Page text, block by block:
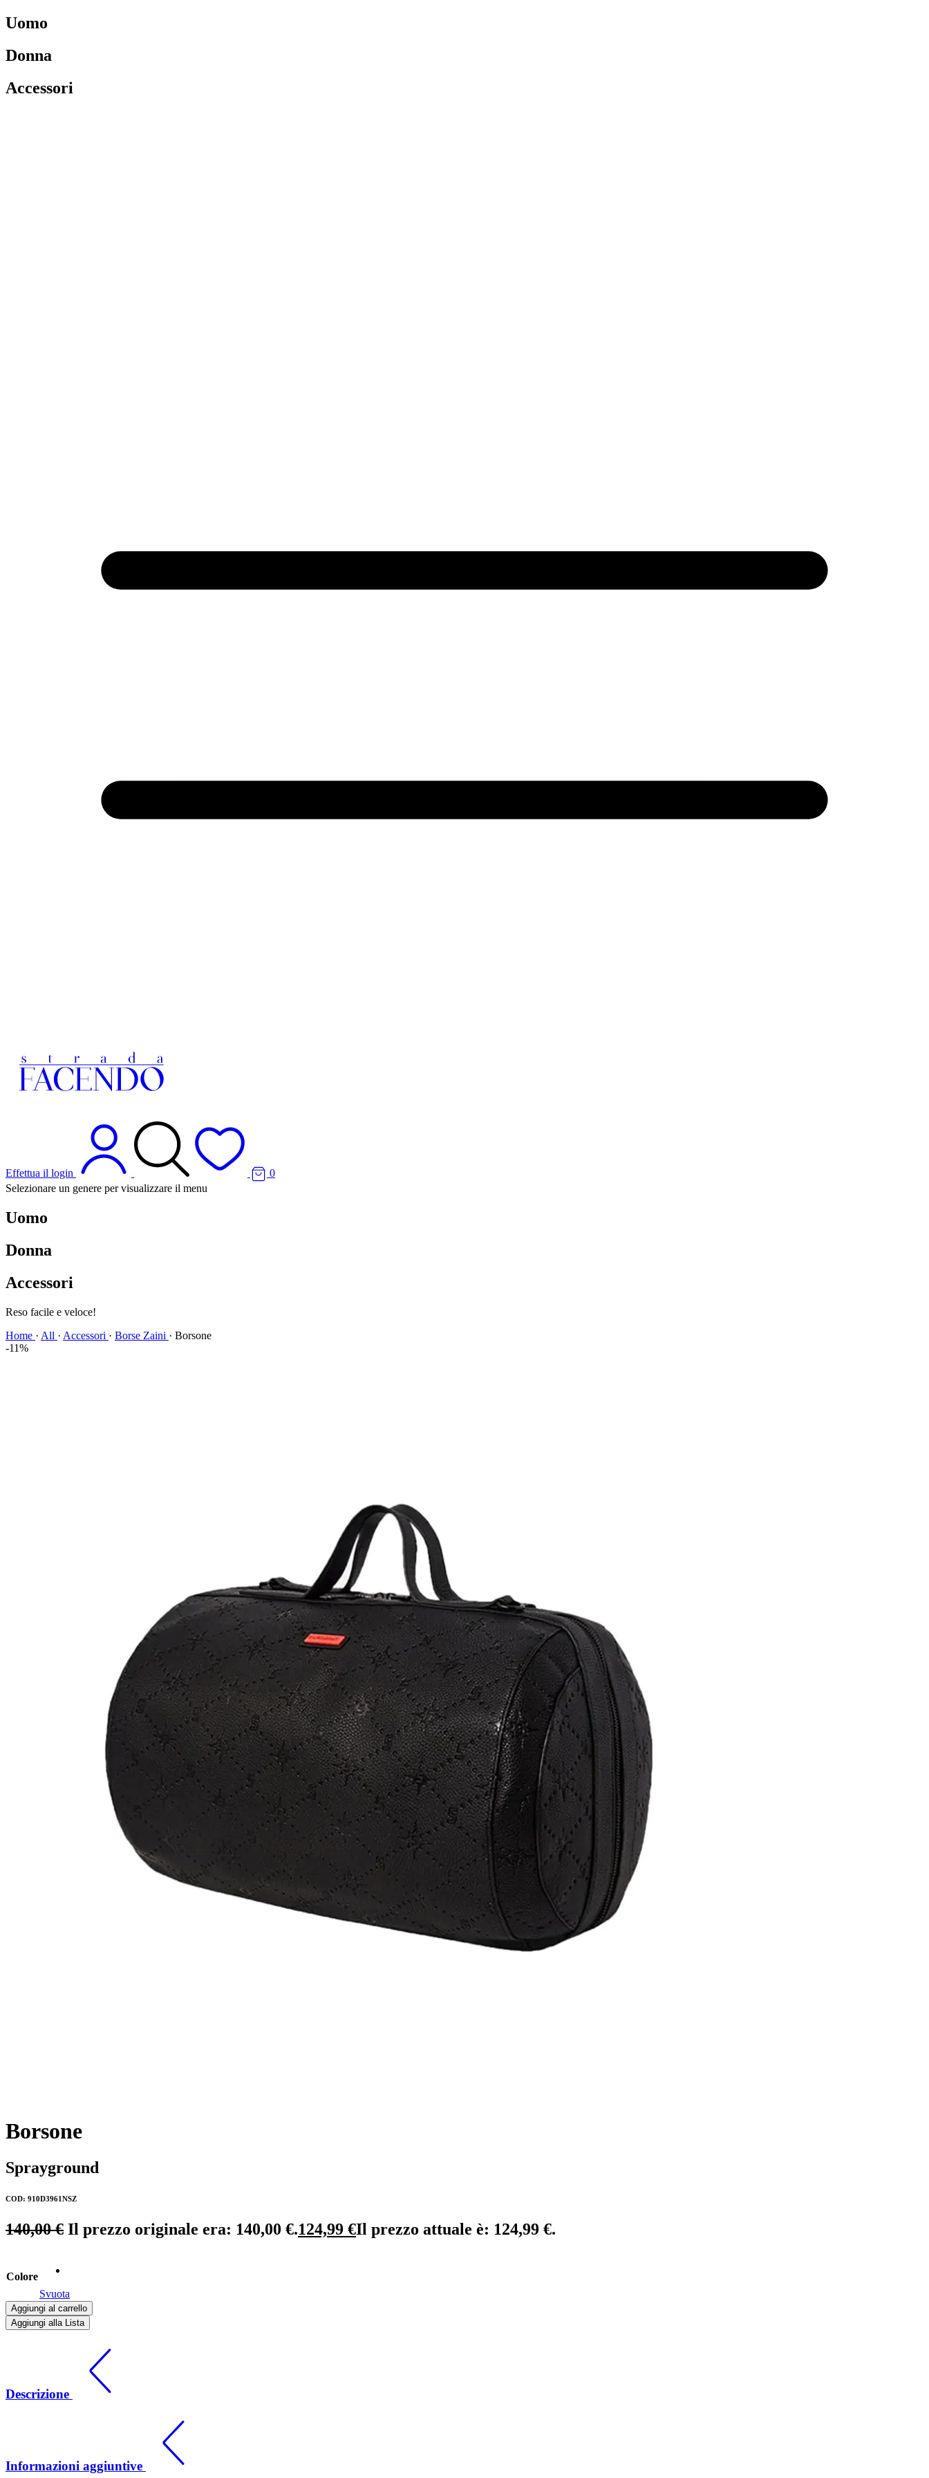
Uomo
Donna
Accessori
Effettua il login
0
Selezionare un genere per visualizzare il menu
Uomo
Donna
Accessori
Reso facile e veloce!
Home · All · Accessori · Borse Zaini · Borsone
-11%
Borsone
Sprayground
COD: 910D3961NSZ
140,00€ Il prezzo originale era: 140,00 €.124,99 €Il prezzo attuale è: 124,99 €.
Colore
Svuota
Aggiungi al carrello
Aggiungi alla Lista
Descrizione
Informazioni aggiuntive